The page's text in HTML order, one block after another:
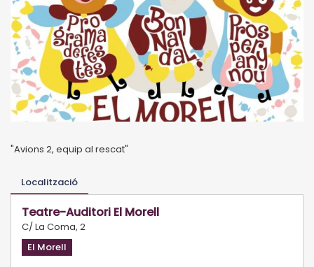
"Avions 2, equip al rescat"
Localització
Teatre-Auditori El Morell
C/ La Coma, 2
El Morell